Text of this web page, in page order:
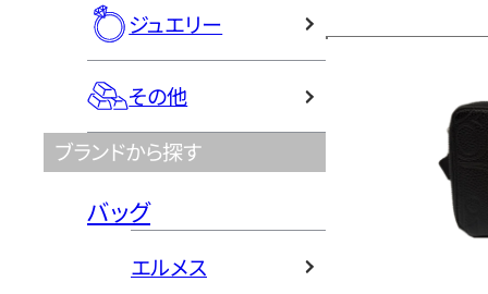
ジュエリー
その他
ブランドから探す
バッグ
エルメス